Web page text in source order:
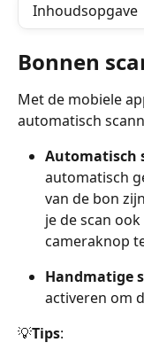
Inhoudsopgave
Bonnen
Met de mobiele
automatisch
Automatisch
automatisch
van de bon
je de scan
cameraknop
Handmatige
activeren om
💡Tips: